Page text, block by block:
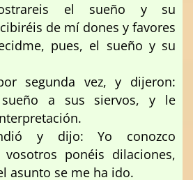
el sueño y su
de mí dones y favores
pues, el sueño y su
segunda vez, y dijeron:
a sus siervos, y le
y dijo: Yo conozco
ponéis dilaciones,
asunto se me ha ido.